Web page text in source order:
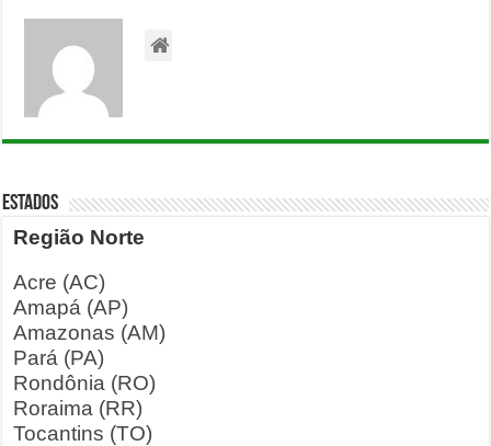
ESTADOS
Região Norte
Acre (AC)
Amapá (AP)
Amazonas (AM)
Pará (PA)
Rondônia (RO)
Roraima (RR)
Tocantins (TO)